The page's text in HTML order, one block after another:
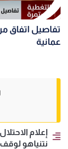
تفاصيل اتفاق
عمانية
إعلام
نتنياهو